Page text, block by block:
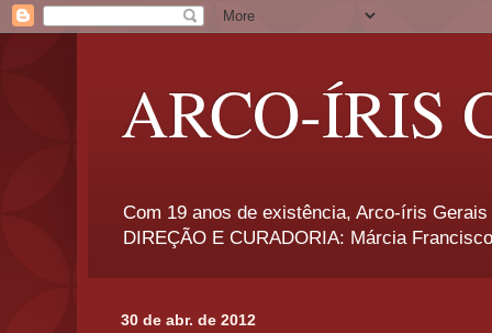
ARCO-ÍRIS
Com 19 anos de existência, Arco-íris
DIREÇÃO E CURADORIA: Márcia
30 de abr. de 2012